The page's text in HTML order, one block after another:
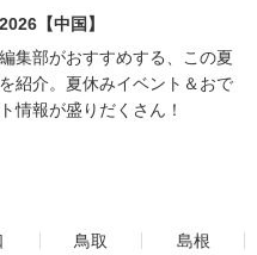
【中国】
集部がおすすめする、この夏
紹介。夏休みイベント＆おで
情報が盛りだくさん！
鳥取 島根